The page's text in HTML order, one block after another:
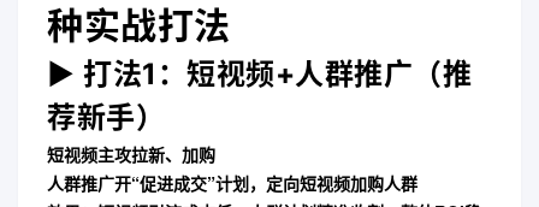
种实战打法
▶ 打法1：短视频+人群推广（推
荐新手）
短视频主攻拉新、加购
人群推广开“促进成交”计划，定向短视频加购人群